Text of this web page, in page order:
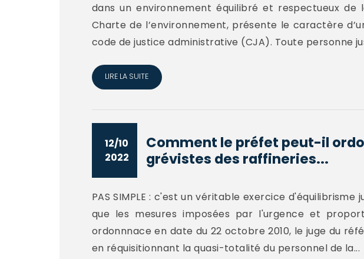
dans un environnement équilibré et respectueux
Charte de l’environnement, présente le caractère
code de justice administrative (CJA). Toute personne
LIRE LA SUITE
12/10
2022
Comment le préfet peut-il
grévistes des raffineries...
PAS SIMPLE : c'est un véritable exercice
que les mesures imposées par l'urgence et
ordonnnace en date du 22 octobre 2010, le juge du
en réquisitionnant la quasi-totalité du personnel de la...